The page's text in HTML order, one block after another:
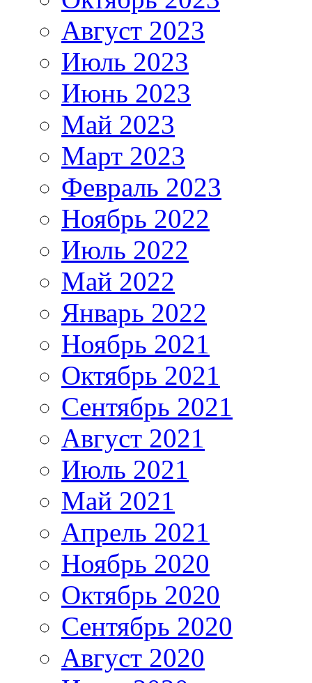
Август 2023
Июль 2023
Июнь 2023
Май 2023
Март 2023
Февраль 2023
Ноябрь 2022
Июль 2022
Май 2022
Январь 2022
Ноябрь 2021
Октябрь 2021
Сентябрь 2021
Август 2021
Июль 2021
Май 2021
Апрель 2021
Ноябрь 2020
Октябрь 2020
Сентябрь 2020
Август 2020